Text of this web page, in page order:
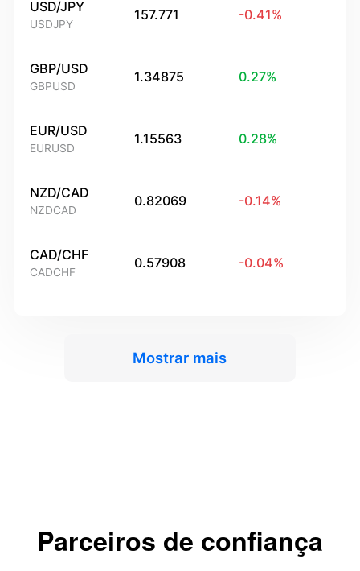
USD/JPY
USDJPY
157.771 -0.41%
GBP/USD
GBPUSD
1.34875 0.27%
EUR/USD
EURUSD
1.15563 0.28%
NZD/CAD
NZDCAD
0.82069 -0.14%
CAD/CHF
CADCHF
0.57908 -0.04%
Mostrar mais
Parceiros de confiança